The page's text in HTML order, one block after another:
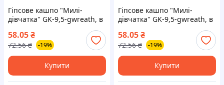
Гіпсове кашпо "Милі-
дівчатка" GK-9,5-gwreath, в
58.05₴
72.56 ₴ -19%
Купити
Гіпсове кашпо "Милі-
дівчатка" GK-9,5-gwreath, в
58.05₴
72.56 ₴ -19%
Купити